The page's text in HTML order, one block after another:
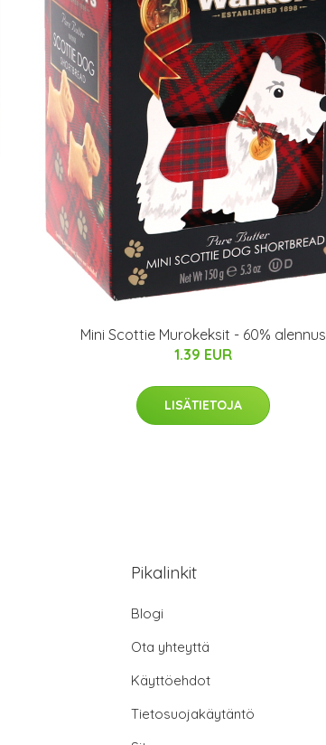
Mini Scottie Murokeksit - 60% alennus
1.39 EUR
LISÄTIETOJA
Pikalinkit
Blogi
Ota yhteyttä
Käyttöehdot
Tietosuojakäytäntö